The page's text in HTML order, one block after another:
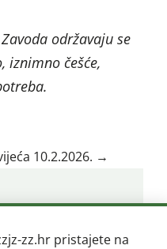
održavaju se
iznimno češće,
10.2.2026. →
zz.hr pristajete na